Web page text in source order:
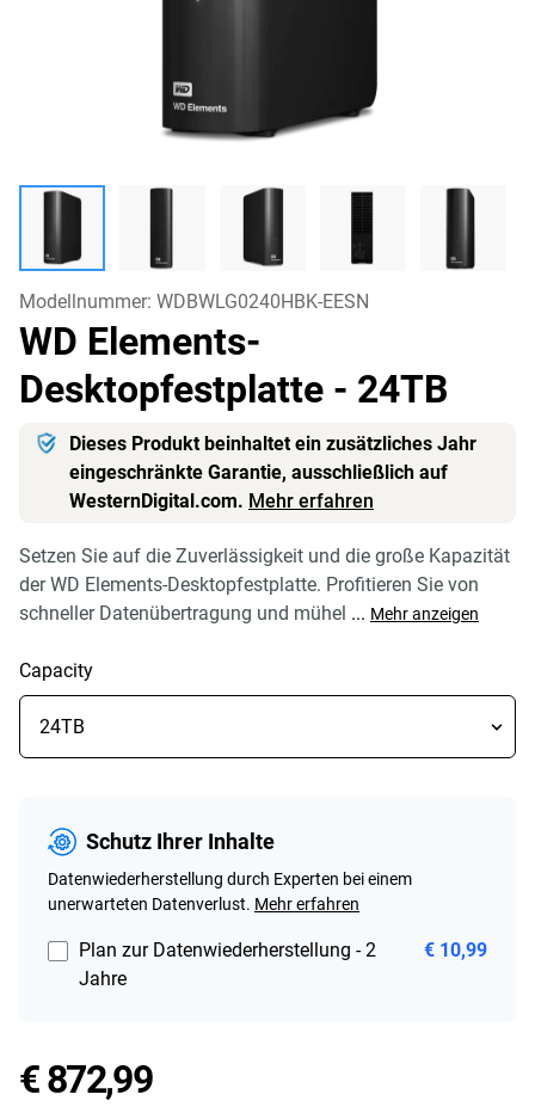
Modellnummer: WDBWLG0240HBK-EESN
WD Elements-
Desktopfestplatte - 24TB
Dieses Produkt beinhaltet ein zusätzliches Jahr
eingeschränkte Garantie, ausschließlich auf
WesternDigital.com. Mehr erfahren
Setzen Sie auf die Zuverlässigkeit und die große Kapazität
der WD Elements-Desktopfestplatte. Profitieren Sie von
schneller Datenübertragung und mühel ... Mehr anzeigen
Capacity
Schutz Ihrer Inhalte
Datenwiederherstellung durch Experten bei einem
unerwarteten Datenverlust. Mehr erfahren
Plan zur Datenwiederherstellung - 2
Jahre
€ 10,99
€ 872,99Price € 872,99